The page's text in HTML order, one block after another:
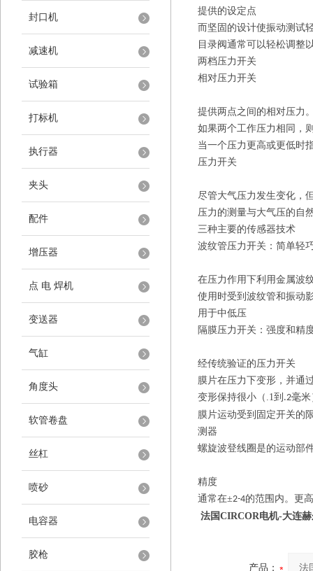
封口机
减速机
试验箱
打标机
执行器
夹头
配件
增压器
点 电 焊机
变送器
气缸
角度头
软管卷盘
丝杠
喷砂
电容器
胶枪
提供的设定点
而坚固的设计使振动测试
目录阀通常可以轻松调整
两档压力开关
相对压力开关
提供两点之间的相对压力
如果两个工作压力相同，
当一个压力更高或更低时
压力开关
尽管大气压力发生变化，
压力的测量与大气压的自
三种主要的传感器技术
波纹管压力开关：简单轻
在压力作用下利用金属波
使用时受到波纹管和振动
用于中低压
隔膜压力开关：强度和精
经传统验证的压力开关
膜片在压力下变形，并通
变形保持很小（ .1到 .2毫米
膜片运动受到固定开关的
测器
螺旋波登线圈是的运动部
精度
通常在±2-4的范围内。更
法国CIRCOR电机-大连
产品：